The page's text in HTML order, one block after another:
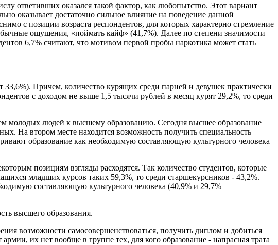
ответивших оказался такой фактор, как любопытство. Этот вариант
оказывает достаточно сильное влияние на поведение данной
с позиции возраста респондентов, для которых характерно стремление
ощущения, «поймать кайф» (41,7%). Далее по степени значимости
6,7% считают, что мотивом первой пробы наркотика может стать
33,6%). Причем, количество курящих среди парней и девушек практически
с доходом не выше 1,5 тысячи рублей в месяц курят 29,2%, то среди
молодых людей к высшему образованию. Сегодня высшее образование
На втором месте находится возможность получить специальность
образование как необходимую составляющую культурного человека
позициям взгляды расходятся. Так количество студентов, которые
младших курсов таких 59,3%, то среди старшекурсников - 43,2%.
составляющую культурного человека (40,9% и 29,7%
высшего образования.
возможности самосовершенствоваться, получить диплом и добиться
их нет вообще в группе тех, для кого образование - напрасная трата